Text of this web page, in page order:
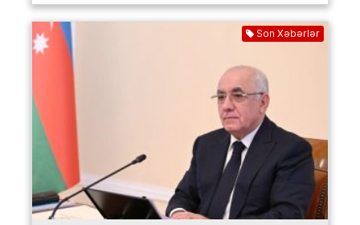
Son Xəbərlər